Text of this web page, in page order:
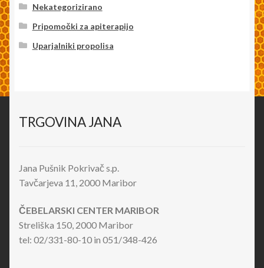
Nekategorizirano
Pripomočki za apiterapijo
Uparjalniki propolisa
TRGOVINA JANA
Jana Pušnik Pokrivač s.p.
Tavčarjeva 11, 2000 Maribor
ČEBELARSKI CENTER MARIBOR
Streliška 150, 2000 Maribor
tel: 02/331-80-10 in 051/348-426